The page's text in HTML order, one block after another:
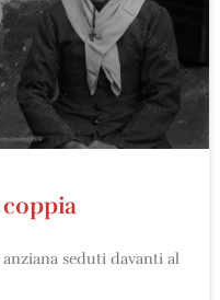
seduti davanti al